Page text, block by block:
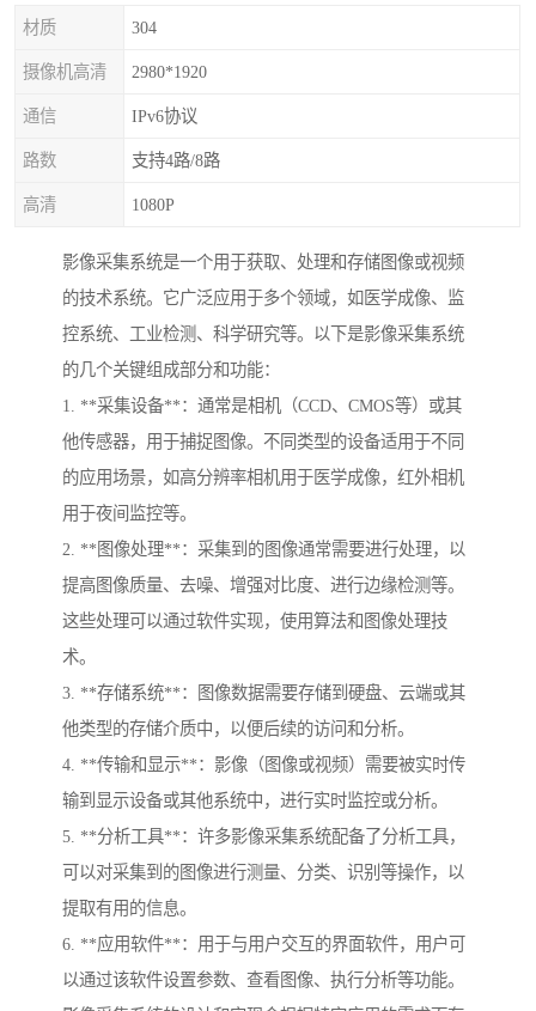
材质 304
摄像机高清 2980*1920
通信 IPv6协议
路数 支持4路/8路
高清 1080P
影像采集系统是一个用于获取、处理和存储图像或视频
的技术系统。它广泛应用于多个领域，如医学成像、监
控系统、工业检测、科学研究等。以下是影像采集系统
的几个关键组成部分和功能：
1. **采集设备**：通常是相机（CCD、CMOS等）或其
他传感器，用于捕捉图像。不同类型的设备适用于不同
的应用场景，如高分辨率相机用于医学成像，红外相机
用于夜间监控等。
2. **图像处理**：采集到的图像通常需要进行处理，以
提高图像质量、去噪、增强对比度、进行边缘检测等。
这些处理可以通过软件实现，使用算法和图像处理技
术。
3. **存储系统**：图像数据需要存储到硬盘、云端或其
他类型的存储介质中，以便后续的访问和分析。
4. **传输和显示**：影像（图像或视频）需要被实时传
输到显示设备或其他系统中，进行实时监控或分析。
5. **分析工具**：许多影像采集系统配备了分析工具，
可以对采集到的图像进行测量、分类、识别等操作，以
提取有用的信息。
6. **应用软件**：用于与用户交互的界面软件，用户可
以通过该软件设置参数、查看图像、执行分析等功能。